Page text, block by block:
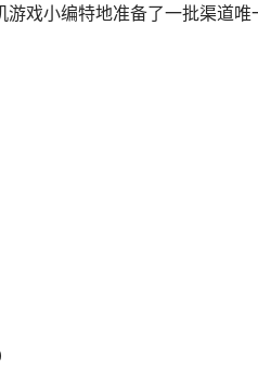
戏小编特地准备了一批渠道唯